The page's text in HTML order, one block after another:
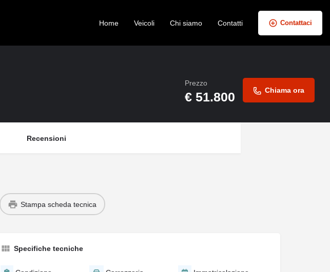
Home Veicoli Chi siamo Contatti Contattaci
Prezzo
€ 51.800 Chiama ora
Recensioni
Stampa scheda tecnica
Specifiche tecniche